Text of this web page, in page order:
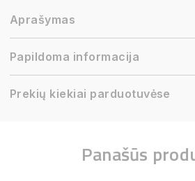
Aprašymas
Papildoma informacija
Prekių kiekiai parduotuvėse
Panašūs